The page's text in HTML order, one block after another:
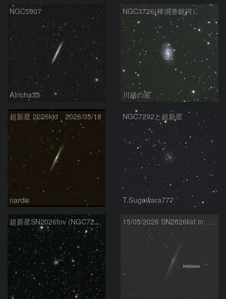
NGC5907
Alricha33
NGC3726(棒渦巻銀河）
川越の星
超新星 2026kid 2026/05/18
nardis
NGC7292と超新星
T.Sugawara777
超新星SN2026fov (NGC7292) 5/17 15/05/2026 SN2026kid in NGC5907